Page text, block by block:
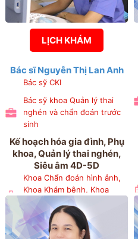
LỊCH KHÁM
Bác sĩ Nguyễn Thị Lan Anh
Bác sỹ CKI
Bác sỹ khoa Quản lý thai
nghén và chẩn đoán trước
sinh
Kế hoạch hóa gia đình, Phụ
khoa, Quản lý thai nghén,
Siêu âm 4D-5D
Khoa Chẩn đoán hình ảnh,
Khoa Khám bệnh, Khoa
Quản lý thai nghén và chẩn
đoán trước sinh